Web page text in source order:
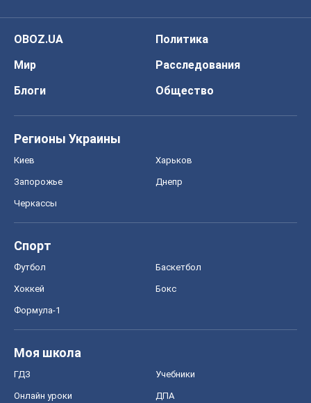
OBOZ.UA
Политика
Мир
Расследования
Блоги
Общество
Регионы Украины
Киев Харьков
Запорожье Днепр
Черкассы
Спорт
Футбол Баскетбол
Хоккей Бокс
Формула-1
Моя школа
ГДЗ Учебники
Онлайн уроки ДПА